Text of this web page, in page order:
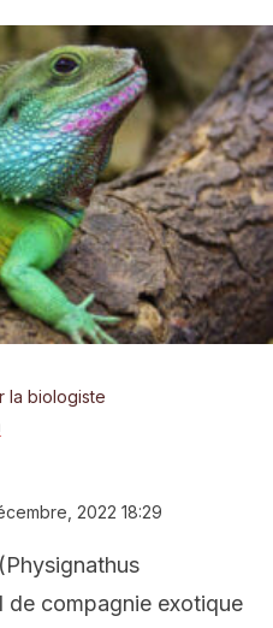
la biologiste
2022 18:29
de compagnie exotique